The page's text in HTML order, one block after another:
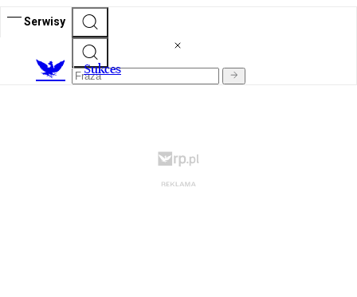
Serwisy
Sukces